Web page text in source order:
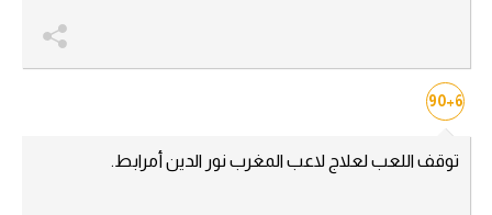
رياضات أخرى
أمم إفريقيا
كرة السلة الأمريكية
90+6
توقف اللعب لعلاج لاعب المغرب نور الدين أمرابط.